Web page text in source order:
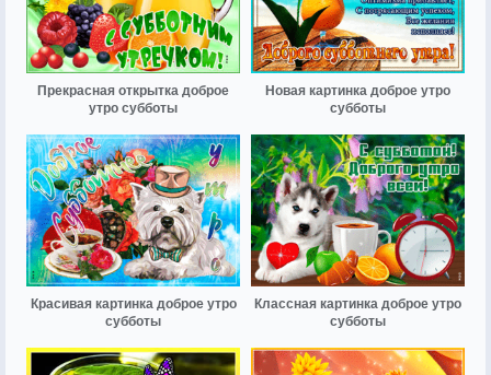
Прекрасная открытка доброе
утро субботы
Новая картинка доброе утро
субботы
Красивая картинка доброе утро
субботы
Классная картинка доброе утро
субботы